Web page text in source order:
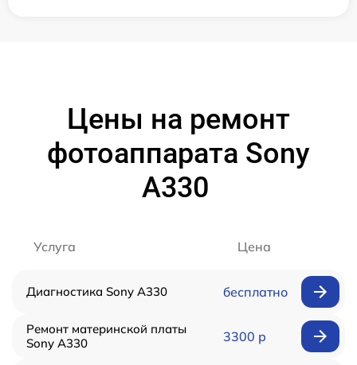
Цены на ремонт
фотоаппарата Sony
A330
Услуга Цена
Диагностика Sony A330 бесплатно
Ремонт материнской платы
Sony A330
3300 р